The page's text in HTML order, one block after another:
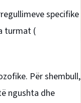
specifike
turmat (
Për shembull,
ngushta dhe